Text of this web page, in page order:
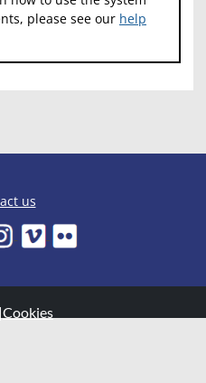
please see our help
us
|Cookies